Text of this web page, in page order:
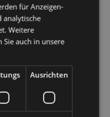
Montenegro,
Portugal (Festland),
Saint-Martin
Sizilien (Italien), Slowakei,
Schweden, Schweiz,
Königreich (Festland),
Einkauf bei Puckator
für Anzeigen-
analytische
Weitere
auch in unsere
Ausrichten